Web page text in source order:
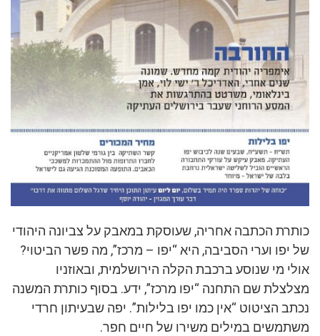
כותרת הכתבה אחריה, שעוסקת במאבק על צביונה היהודי
של יפו וערי הסביבה, היא “יפו – מרכז”, מה פשר הביטוי?
אולי מי שנוסע ברכבת הקלה הירושלמית, ובאוזניו
מצלצלת שם התחנה “יפו מרכז”, ידע. בסוף כותרת המשנה
נכתב הציטוט “אין כמו יפו בלילות”. יפה שבעיתון חרדי
משתמשים במילים משירו של חיים חפר.